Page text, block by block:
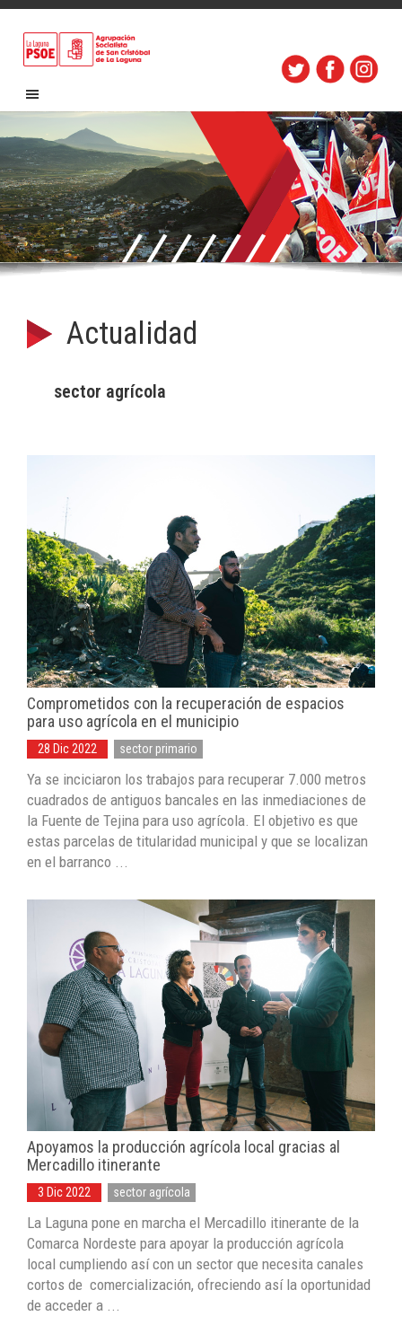
Actualidad
sector agrícola
Comprometidos con la recuperación de espacios
para uso agrícola en el municipio
28 Dic 2022 sector primario
Ya se inciciaron los trabajos para recuperar 7.000 metros
cuadrados de antiguos bancales en las inmediaciones de
la Fuente de Tejina para uso agrícola. El objetivo es que
estas parcelas de titularidad municipal y que se localizan
en el barranco ...
Apoyamos la producción agrícola local gracias al
Mercadillo itinerante
3 Dic 2022 sector agrícola
La Laguna pone en marcha el Mercadillo itinerante de la
Comarca Nordeste para apoyar la producción agrícola
local cumpliendo así con un sector que necesita canales
cortos de comercialización, ofreciendo así la oportunidad
de acceder a ...